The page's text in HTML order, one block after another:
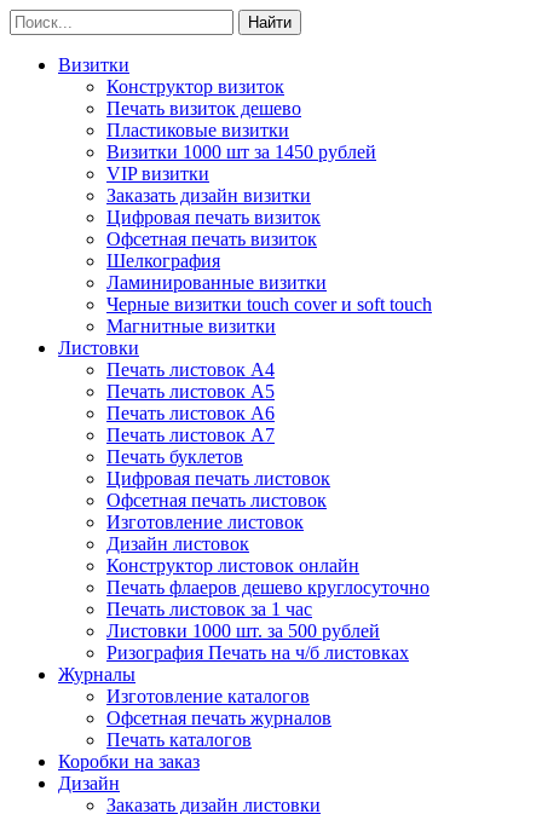
Визитки
Конструктор визиток
Печать визиток дешево
Пластиковые визитки
Визитки 1000 шт за 1450 рублей
VIP визитки
Заказать дизайн визитки
Цифровая печать визиток
Офсетная печать визиток
Шелкография
Ламинированные визитки
Черные визитки touch cover и soft touch
Магнитные визитки
Листовки
Печать листовок А4
Печать листовок А5
Печать листовок А6
Печать листовок А7
Печать буклетов
Цифровая печать листовок
Офсетная печать листовок
Изготовление листовок
Дизайн листовок
Конструктор листовок онлайн
Печать флаеров дешево круглосуточно
Печать листовок за 1 час
Листовки 1000 шт. за 500 рублей
Ризография Печать на ч/б листовках
Журналы
Изготовление каталогов
Офсетная печать журналов
Печать каталогов
Коробки на заказ
Дизайн
Заказать дизайн листовки